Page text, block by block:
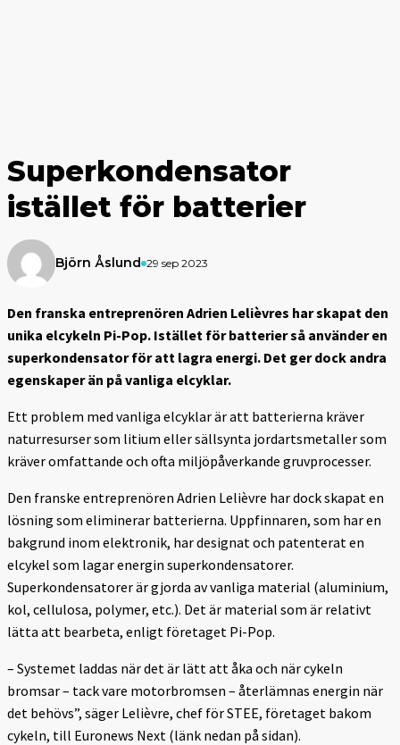
Superkondensator
istället för batterier
Björn Åslund 29 sep 2023
Den franska entreprenören Adrien Lelièvres har skapat den
unika elcykeln Pi-Pop. Istället för batterier så använder en
superkondensator för att lagra energi. Det ger dock andra
egenskaper än på vanliga elcyklar.
Ett problem med vanliga elcyklar är att batterierna kräver
naturresurser som litium eller sällsynta jordartsmetaller som
kräver omfattande och ofta miljöpåverkande gruvprocesser.
Den franske entreprenören Adrien Lelièvre har dock skapat en
lösning som eliminerar batterierna. Uppfinnaren, som har en
bakgrund inom elektronik, har designat och patenterat en
elcykel som lagar energin superkondensatorer.
Superkondensatorer är gjorda av vanliga material (aluminium,
kol, cellulosa, polymer, etc.). Det är material som är relativt
lätta att bearbeta, enligt företaget Pi-Pop.
– Systemet laddas när det är lätt att åka och när cykeln
bromsar – tack vare motorbromsen – återlämnas energin när
det behövs”, säger Lelièvre, chef för STEE, företaget bakom
cykeln, till Euronews Next (länk nedan på sidan).